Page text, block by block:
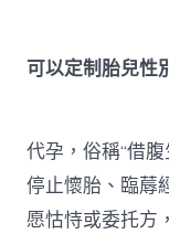
可以定制胎兒性
代孕，俗稱“借
停止懷胎、臨蓐
愿怙恃或委托方